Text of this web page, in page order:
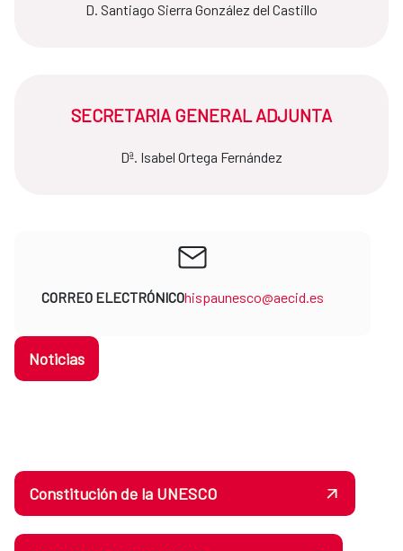
D. Santiago Sierra González del Castillo
SECRETARIA GENERAL ADJUNTA
Dª. Isabel Ortega Fernández
CORREO ELECTRÓNICOhispaunesco@aecid.es
Noticias
Constitución de la UNESCO